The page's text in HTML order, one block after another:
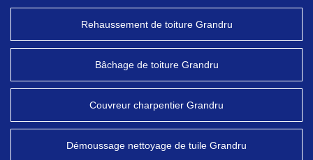
Rehaussement de toiture Grandru
Bâchage de toiture Grandru
Couvreur charpentier Grandru
Démoussage nettoyage de tuile Grandru